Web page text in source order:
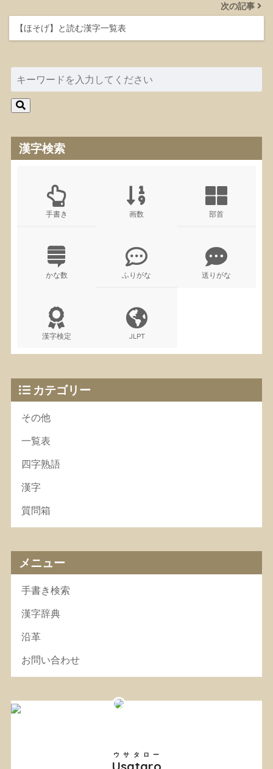
次の記事
【ほそげ】と読む漢字一覧表
漢字検索
手書き 画数 部首
かな数 ふりがな 送りがな
漢字検定 JLPT
カテゴリー
その他
一覧表
四字熟語
漢字
質問箱
メニュー
手書き検索
漢字辞典
沿革
お問い合わせ
ウサタロー